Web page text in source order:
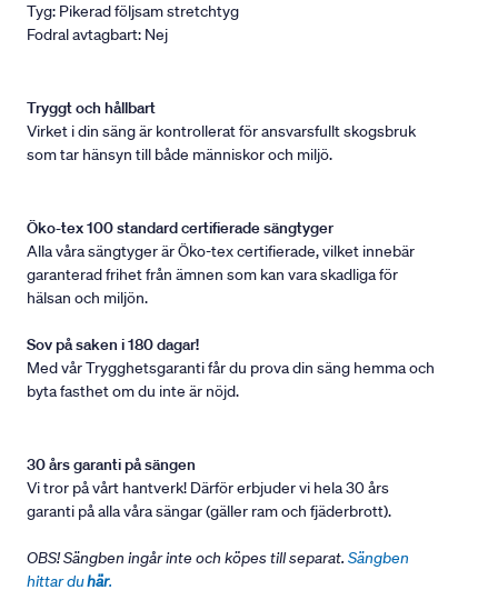
Tyg: Pikerad följsam stretchtyg
Fodral avtagbart: Nej
Tryggt och hållbart
Virket i din säng är kontrollerat för ansvarsfullt skogsbruk
som tar hänsyn till både människor och miljö.
Öko-tex 100 standard certifierade sängtyger
Alla våra sängtyger är Öko-tex certifierade, vilket innebär
garanterad frihet från ämnen som kan vara skadliga för
hälsan och miljön.
Sov på saken i 180 dagar!
Med vår Trygghetsgaranti får du prova din säng hemma och
byta fasthet om du inte är nöjd.
30 års garanti på sängen
Vi tror på vårt hantverk! Därför erbjuder vi hela 30 års
garanti på alla våra sängar (gäller ram och fjäderbrott).
OBS! Sängben ingår inte och köpes till separat. Sängben
hittar duhär.